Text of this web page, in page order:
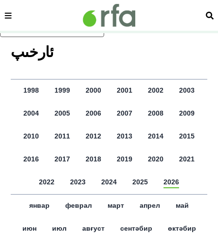
асаслиқ мәзмунға атлаң
сәһипә
ﺋﺎﺭﺧﯩﭗ
1998 1999 2000 2001 2002 2003
2004 2005 2006 2007 2008 2009
2010 2011 2012 2013 2014 2015
2016 2017 2018 2019 2020 2021
2022 2023 2024 2025 2026
январ феврал март апрел май
июн июл авғуст сентәбир өктәбир